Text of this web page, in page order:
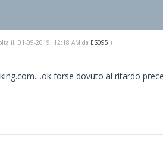
il: 01-09-2019, 12:18 AM da ES095 .)
forse dovuto al ritardo